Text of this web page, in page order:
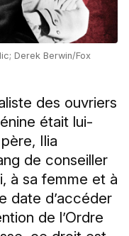
Derek Berwin/Fox
des ouvriers
était lui-
Ilia
de conseiller
à sa femme et à
date d’accéder
de l’Ordre